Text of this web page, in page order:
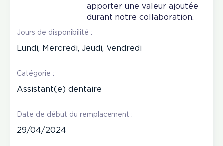
apporter une valeur ajoutée
durant notre collaboration.
Jours de disponibilité :
Lundi, Mercredi, Jeudi, Vendredi
Catégorie :
Assistant(e) dentaire
Date de début du remplacement :
29/04/2024